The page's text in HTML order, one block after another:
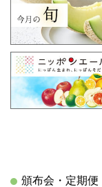
頒布会・定期便